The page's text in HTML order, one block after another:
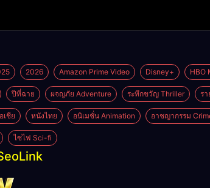
2026 Amazon Prime Video Disney+ HBO
ปีที่ฉาย ผจญภัย Adventure ระทึกขวัญ Thriller รา
เชีย หนังไทย อนิเมชั่น Animation อาชญากรรม
ไซไฟ Sci-fi